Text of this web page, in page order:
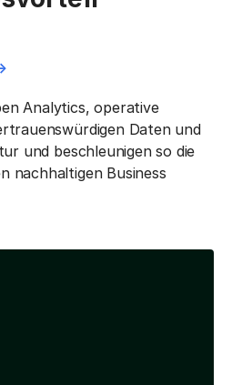
Analytics, operative
Daten und
und beschleunigen so die
nachhaltigen Business